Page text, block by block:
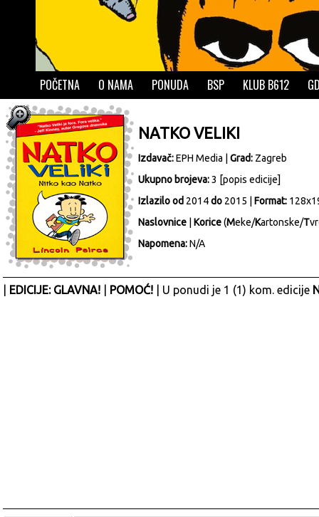
POČETNA O NAMA PONUDA BSP KLUB B612
NATKO VELIKI
Izdavač:EPH Media Grad: Zagreb
Ukupno brojeva:3 [popis edicije]
Izlazilo od 2014do 2015 | Format:
Naslovnice
Korice(Meke/Kartonske/T
Napomena:N/A
EDICIJE: GLAVNA! POMOĆ! | U ponudi je 1 (1) kom. edicije